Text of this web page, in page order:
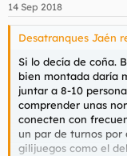
e
s
14 Sep 2018
Desatranques Jaén
Si lo decía de coña.
bien montada daría
juntar a 8-10
comprender unas
conecten con
un par de turnos por
gilijuegos como el